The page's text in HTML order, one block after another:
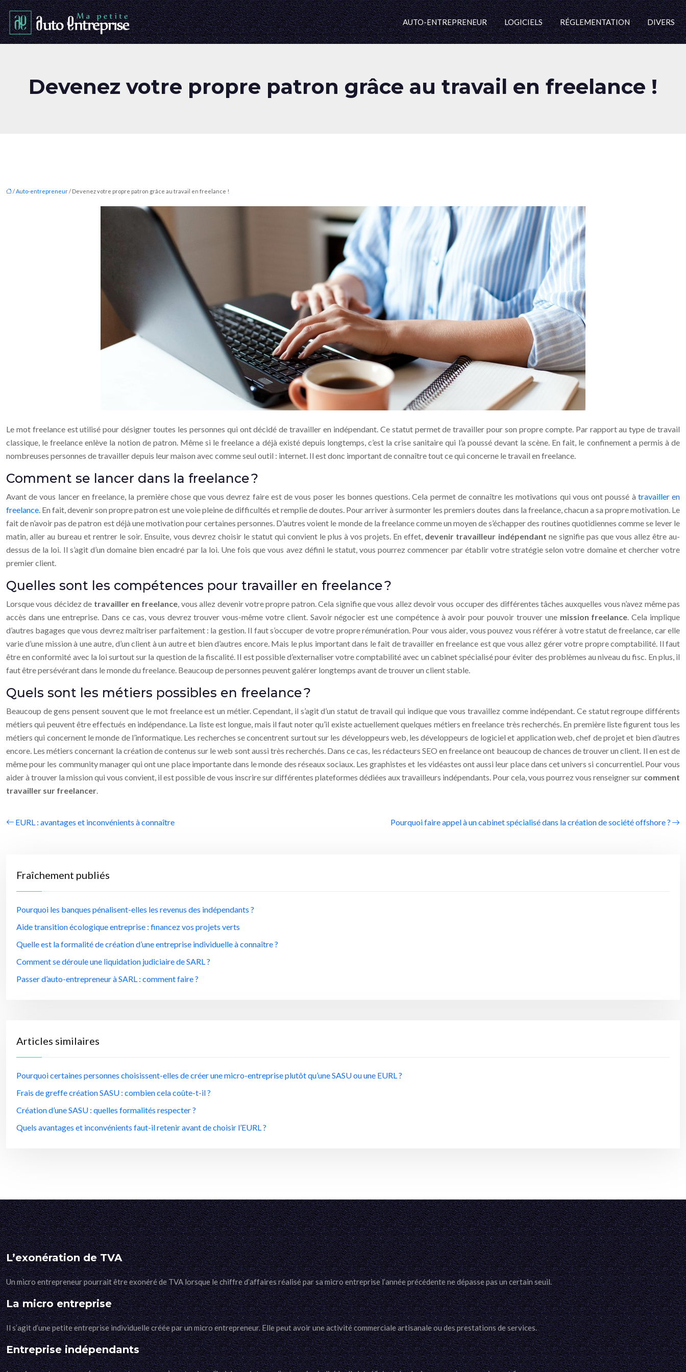
AUTO-ENTREPRENEUR LOGICIELS RÉGLEMENTATION DIVERS
Devenez votre propre patron grâce au travail en freelance !
/Auto-entrepreneur/ Devenez votre propre patron grâce au travail en freelance !
Le mot freelance est utilisé pour désigner toutes les personnes qui ont décidé de travailler en indépendant. Ce statut permet de travailler pour son propre compte. Par rapport au type de travail
classique, le freelance enlève la notion de patron. Même si le freelance a déjà existé depuis longtemps, c’est la crise sanitaire qui l’a poussé devant la scène. En fait, le confinement a permis à de
nombreuses personnes de travailler depuis leur maison avec comme seul outil : internet. Il est donc important de connaître tout ce qui concerne le travail en freelance.
Comment se lancer dans la freelance ?
Avant de vous lancer en freelance, la première chose que vous devrez faire est de vous poser les bonnes questions. Cela permet de connaître les motivations qui vous ont poussé à travailler en
freelance. En fait, devenir son propre patron est une voie pleine de difficultés et remplie de doutes. Pour arriver à surmonter les premiers doutes dans la freelance, chacun a sa propre motivation. Le
fait de n’avoir pas de patron est déjà une motivation pour certaines personnes. D’autres voient le monde de la freelance comme un moyen de s’échapper des routines quotidiennes comme se lever le
matin, aller au bureau et rentrer le soir. Ensuite, vous devrez choisir le statut qui convient le plus à vos projets. En effet, devenir travailleur indépendant ne signifie pas que vous allez être au-
dessus de la loi. Il s’agit d’un domaine bien encadré par la loi. Une fois que vous avez défini le statut, vous pourrez commencer par établir votre stratégie selon votre domaine et chercher votre
premier client.
Quelles sont les compétences pour travailler en freelance ?
Lorsque vous décidez de travailler en freelance, vous allez devenir votre propre patron. Cela signifie que vous allez devoir vous occuper des différentes tâches auxquelles vous n’avez même pas
accès dans une entreprise. Dans ce cas, vous devrez trouver vous-même votre client. Savoir négocier est une compétence à avoir pour pouvoir trouver une mission freelance. Cela implique
d’autres bagages que vous devrez maîtriser parfaitement : la gestion. Il faut s’occuper de votre propre rémunération. Pour vous aider, vous pouvez vous référer à votre statut de freelance, car elle
varie d’une mission à une autre, d’un client à un autre et bien d’autres encore. Mais le plus important dans le fait de travailler en freelance est que vous allez gérer votre propre comptabilité. Il faut
être en conformité avec la loi surtout sur la question de la fiscalité. Il est possible d’externaliser votre comptabilité avec un cabinet spécialisé pour éviter des problèmes au niveau du fisc. En plus, il
faut être persévérant dans le monde du freelance. Beaucoup de personnes peuvent galérer longtemps avant de trouver un client stable.
Quels sont les métiers possibles en freelance ?
Beaucoup de gens pensent souvent que le mot freelance est un métier. Cependant, il s’agit d’un statut de travail qui indique que vous travaillez comme indépendant. Ce statut regroupe différents
métiers qui peuvent être effectués en indépendance. La liste est longue, mais il faut noter qu’il existe actuellement quelques métiers en freelance très recherchés. En première liste figurent tous les
métiers qui concernent le monde de l’informatique. Les recherches se concentrent surtout sur les développeurs web, les développeurs de logiciel et application web, chef de projet et bien d’autres
encore. Les métiers concernant la création de contenus sur le web sont aussi très recherchés. Dans ce cas, les rédacteurs SEO en freelance ont beaucoup de chances de trouver un client. Il en est de
même pour les community manager qui ont une place importante dans le monde des réseaux sociaux. Les graphistes et les vidéastes ont aussi leur place dans cet univers si concurrentiel. Pour vous
aider à trouver la mission qui vous convient, il est possible de vous inscrire sur différentes plateformes dédiées aux travailleurs indépendants. Pour cela, vous pourrez vous renseigner sur comment
travailler sur freelancer.
EURL : avantages et inconvénients à connaître Pourquoi faire appel à un cabinet spécialisé dans la création de société offshore ?
Fraîchement publiés
Pourquoi les banques pénalisent-elles les revenus des indépendants ?
Aide transition écologique entreprise : financez vos projets verts
Quelle est la formalité de création d’une entreprise individuelle à connaître ?
Comment se déroule une liquidation judiciaire de SARL ?
Passer d’auto-entrepreneur à SARL : comment faire ?
Articles similaires
Pourquoi certaines personnes choisissent-elles de créer une micro-entreprise plutôt qu’une SASU ou une EURL ?
Frais de greffe création SASU : combien cela coûte-t-il ?
Création d’une SASU : quelles formalités respecter ?
Quels avantages et inconvénients faut-il retenir avant de choisir l’EURL ?
L’exonération de TVA
Un micro entrepreneur pourrait être exonéré de TVA lorsque le chiffre d’affaires réalisé par sa micro entreprise l’année précédente ne dépasse pas un certain seuil.
La micro entreprise
Il s’agit d’une petite entreprise individuelle créée par un micro entrepreneur. Elle peut avoir une activité commerciale artisanale ou des prestations de services.
Entreprise indépendants